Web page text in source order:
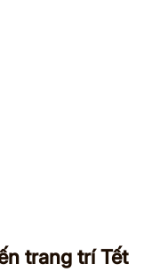
trang trí Tết